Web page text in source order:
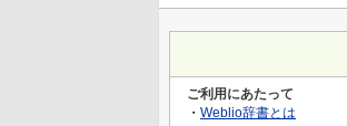
ご利用にあたって
・ Weblio辞書とは